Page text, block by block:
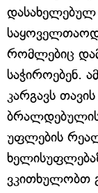
რომლებიც
საჭიროებენ.
კარგავს
უფლების
ვკითხულობთ